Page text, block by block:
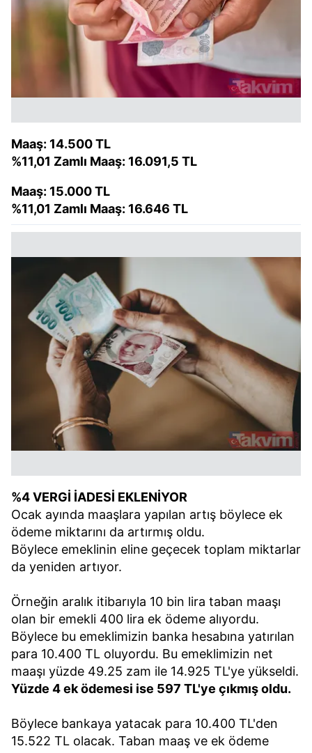
Maaş: 14.500 TL
%11,01 Zamlı Maaş: 16.091,5 TL
Maaş: 15.000 TL
%11,01 Zamlı Maaş: 16.646 TL
%4 VERGİ İADESİ EKLENİYOR
Ocak ayında maaşlara yapılan artış böylece ek
ödeme miktarını da artırmış oldu.
Böylece emeklinin eline geçecek toplam miktarlar
da yeniden artıyor.
Örneğin aralık itibarıyla 10 bin lira taban maaşı
olan bir emekli 400 lira ek ödeme alıyordu.
Böylece bu emeklimizin banka hesabına yatırılan
para 10.400 TL oluyordu. Bu emeklimizin net
maaşı yüzde 49.25 zam ile 14.925 TL'ye yükseldi.
Yüzde 4 ek ödemesi ise 597 TL'ye çıkmış oldu.
Böylece bankaya yatacak para 10.400 TL'den
15.522 TL olacak. Taban maaş ve ek ödeme